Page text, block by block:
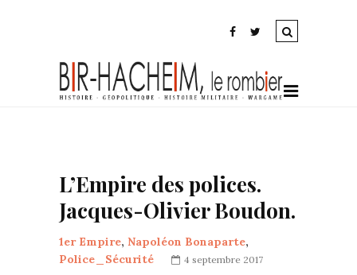
L’Empire des polices.
Jacques-Olivier Boudon.
1er Empire, Napoléon Bonaparte,
Police_Sécurité
4 septembre 2017